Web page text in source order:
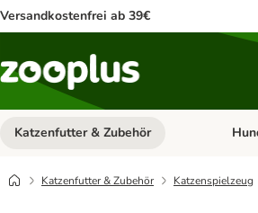
Versandkostenfrei ab 39€
Katzenfutter & Zubehör
Katzenfutter & Zubehör Katzenspielzeug